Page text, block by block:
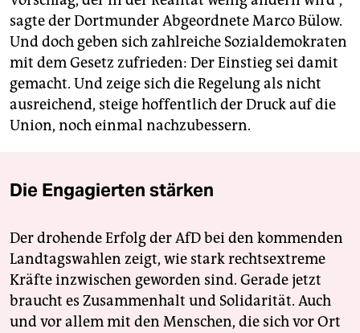
sagte der Dortmunder Abgeordnete Marco Bülow.
Und doch geben sich zahlreiche Sozialdemokraten
mit dem Gesetz zufrieden: Der Einstieg sei damit
gemacht. Und zeige sich die Regelung als nicht
ausreichend, steige hoffentlich der Druck auf die
Union, noch einmal nachzubessern.
Die Engagierten stärken
Der drohende Erfolg der AfD bei den kommenden
Landtagswahlen zeigt, wie stark rechtsextreme
Kräfte inzwischen geworden sind. Gerade jetzt
braucht es Zusammenhalt und Solidarität. Auch
und vor allem mit den Menschen, die sich vor Ort